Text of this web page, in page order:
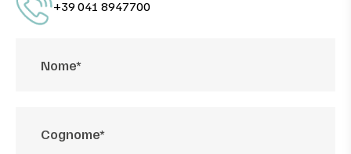
+39 041 8947700